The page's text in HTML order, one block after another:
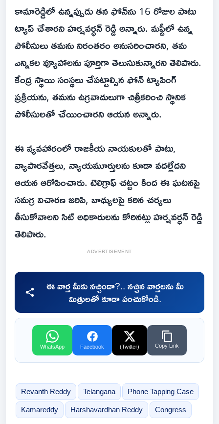
కామారెడ్డిలో ఉన్నప్పుడు తన ఫోన్‌ను 16 రోజుల పాటు
ట్యాప్ చేశారని హర్షవర్ధన్ రెడ్డి అన్నారు. మఫ్టీలో ఉన్న
పోలీసులు తమను నిరంతరం అనుసరించారని, తమ
ఎన్నికల వ్యూహాలను పూర్తిగా తెలుసుకున్నారని తెలిపారు.
కేంద్ర స్థాయి సంస్థలు చేపట్టాల్సిన ఫోన్ ట్యాపింగ్
ప్రక్రియను, తమను ఉగ్రవాదులుగా చిత్రీకరించి స్థానిక
పోలీసులతో చేయించారని ఆయన అన్నారు.
ఈ వ్యవహారంలో రాజకీయ నాయకులతో పాటు,
వ్యాపారవేత్తలు, న్యాయమూర్తులను కూడా వదల్లేదని
ఆయన ఆరోపించారు. టెలిగ్రాఫ్ చట్టం కింద ఈ ఘటనపై
సమగ్ర విచారణ జరిపి, బాధ్యులపై కఠిన చర్యలు
తీసుకోవాలని సిట్ అధికారులను కోరినట్లు హర్షవర్ధన్ రెడ్డి
తెలిపారు.
ADVERTISEMENT
ఈ వార్త మీకు నచ్చిందా?.. నచ్చిన వార్తలను మీ
మిత్రులతో కూడా పంచుకోండి.
WhatsApp Facebook (Twitter) Copy Link
Revanth Reddy Telangana Phone Tapping Case
Kamareddy Harshavardhan Reddy Congress